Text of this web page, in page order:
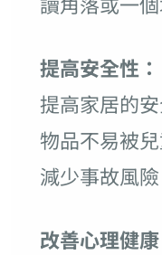
提高安全性：
提高家居的
物品不易被
減少事故風險
改善心理健康